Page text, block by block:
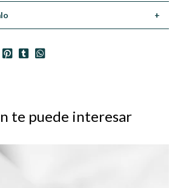
+
te puede interesar